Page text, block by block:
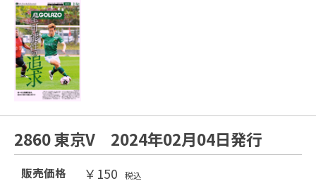
2860 東京V 2024年02月04日発行
販売価格 ￥150 税込